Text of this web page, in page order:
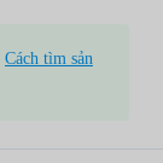
Cách tìm sản